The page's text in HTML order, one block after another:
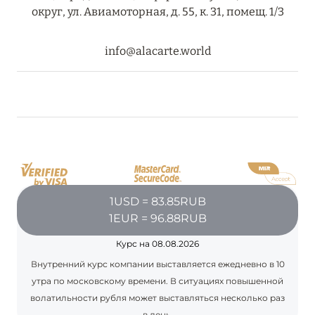
ПРЕДЛОЖЕНИЯ
SIX SENSES HOTELS RESORTS SPAS: ОАЗИС
КОМФОРТА, ЗДОРОВЬЯ И ГАРМОНИЧНОГО
Подробнее
округ, ул. Авиамоторная, д. 55, к. 31, помещ. 1/3
info@alacarte.world
1USD = 83.85RUB
1EUR = 96.88RUB
Курс на 08.08.2026
Внутренний курс компании выставляется ежедневно в 10
утра по московскому времени. В ситуациях повышенной
волатильности рубля может выставляться несколько раз